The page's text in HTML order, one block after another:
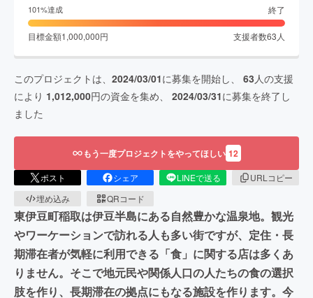
101%達成 終了
目標金額1,000,000円 支援者数63 人
このプロジェクトは、 2024/03/01に募集を開始し、 63 人の支援
により 1,012,000円の資金を集め、 2024/03/31に募集を終了し
ました
もう一度プロジェクトをやってほしい 12
ポスト シェア LINEで送る
URLコピー
埋め込み
QRコード
東伊豆町稲取は伊豆半島にある自然豊かな温泉地。観光
やワーケーションで訪れる人も多い街ですが、定住・長
期滞在者が気軽に利用できる「食」に関する店は多くあ
りません。そこで地元民や関係人口の人たちの食の選択
肢を作り、長期滞在の拠点にもなる施設を作ります。今